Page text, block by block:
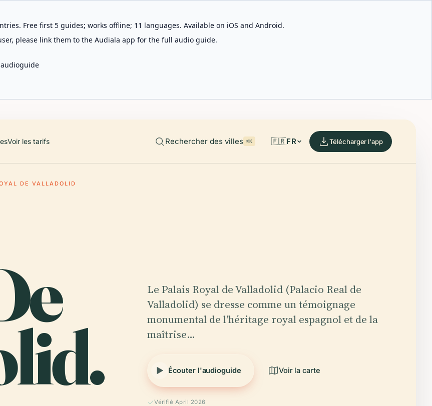
Free first 5 guides; works offline; 11 languages. Available on iOS and Android.
please link them to the Audiala app for the full audio guide.
Voir les tarifs Rechercher des villes ⌘K 🇫🇷FR Télécharger l'app
DE VALLADOLID
Le Palais Royal de Valladolid (Palacio Real de
Valladolid) se dresse comme un témoignage
monumental de l'héritage royal espagnol et de la
maîtrise…
Écouter l'audioguide Voir la carte
Vérifié April 2026